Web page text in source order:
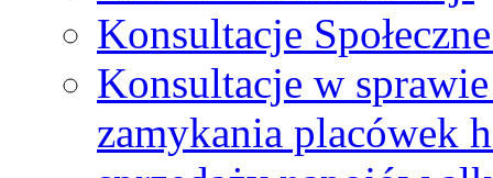
Konsultacje
Konsultacje w
zamykania placówek